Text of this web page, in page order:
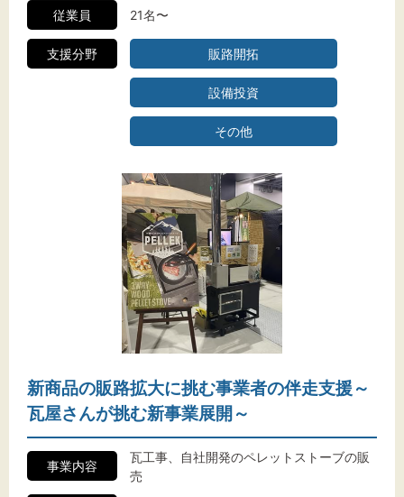
従業員 21名〜
支援分野 販路開拓
設備投資
その他
新商品の販路拡大に挑む事業者の伴走支援～
瓦屋さんが挑む新事業展開～
事業内容
瓦工事、自社開発のペレットストーブの販
売